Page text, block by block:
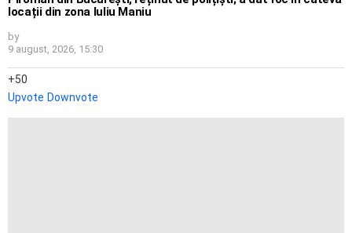
locații din zona Iuliu Maniu
by
9 august, 2026, 15:30
50
Upvote Downvote